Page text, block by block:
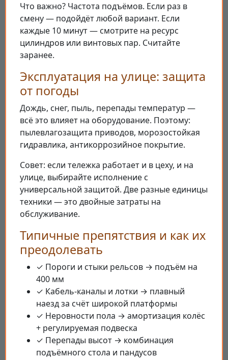
Что важно? Частота подъёмов. Если раз в
смену — подойдёт любой вариант. Если
каждые 10 минут — смотрите на ресурс
цилиндров или винтовых пар. Считайте
заранее.
Эксплуатация на улице: защита
от погоды
Дождь, снег, пыль, перепады температур —
всё это влияет на оборудование. Поэтому:
пылевлагозащита приводов, морозостойкая
гидравлика, антикоррозийное покрытие.
Совет: если тележка работает и в цеху, и на
улице, выбирайте исполнение с
универсальной защитой. Две разные единицы
техники — это двойные затраты на
обслуживание.
Типичные препятствия и как их
преодолевать
✓ Пороги и стыки рельсов → подъём на
400 мм
✓ Кабель-каналы и лотки → плавный
наезд за счёт широкой платформы
✓ Неровности пола → амортизация колёс
+ регулируемая подвеска
✓ Перепады высот → комбинация
подъёмного стола и пандусов